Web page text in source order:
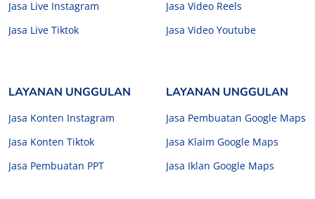
Jasa Live Instagram
Jasa Live Tiktok
Jasa Video Reels
Jasa Video Youtube
LAYANAN UNGGULAN
Jasa Konten Instagram
Jasa Konten Tiktok
Jasa Pembuatan PPT
LAYANAN UNGGULAN
Jasa Pembuatan Google Maps
Jasa Klaim Google Maps
Jasa Iklan Google Maps